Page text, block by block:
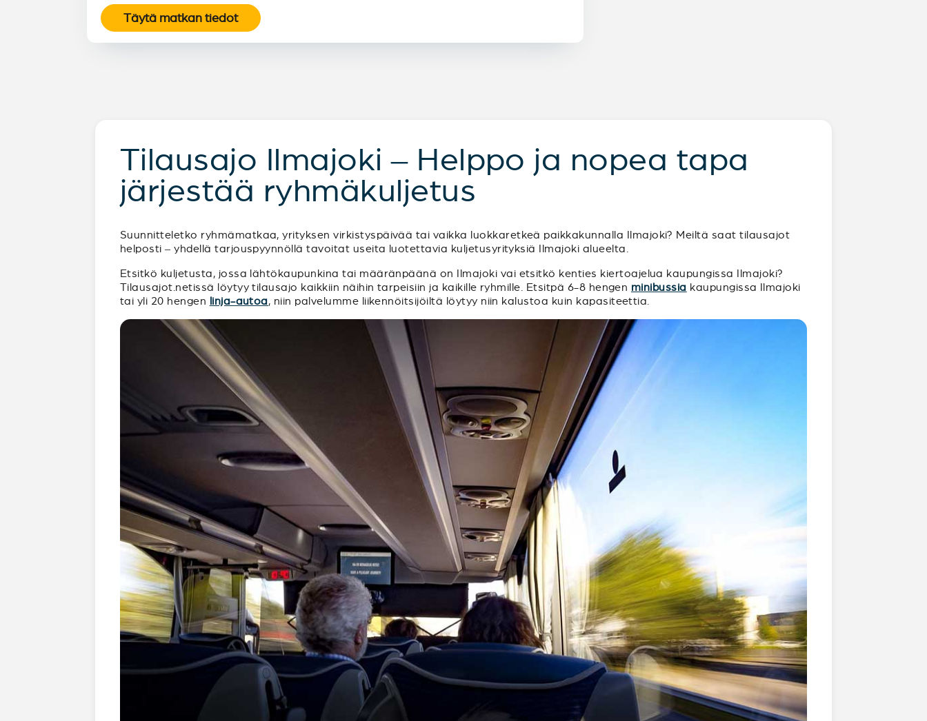
Täytä matkan tiedot
Tilausajo Ilmajoki – Helppo ja nopea tapa
järjestää ryhmäkuljetus
Suunnitteletko ryhmämatkaa, yrityksen virkistyspäivää tai vaikka luokkaretkeä paikkakunnalla Ilmajoki? Meiltä saat tilausajot
helposti – yhdellä tarjouspyynnöllä tavoitat useita luotettavia kuljetusyrityksiä Ilmajoki alueelta.
Etsitkö kuljetusta, jossa lähtökaupunkina tai määränpäänä on Ilmajoki vai etsitkö kenties kiertoajelua kaupungissa Ilmajoki?
Tilausajot.netissä löytyy tilausajo kaikkiin näihin tarpeisiin ja kaikille ryhmille. Etsitpä 6-8 hengen minibussia kaupungissa Ilmajoki
tai yli 20 hengen linja-autoa, niin palvelumme liikennöitsijöiltä löytyy niin kalustoa kuin kapasiteettia.